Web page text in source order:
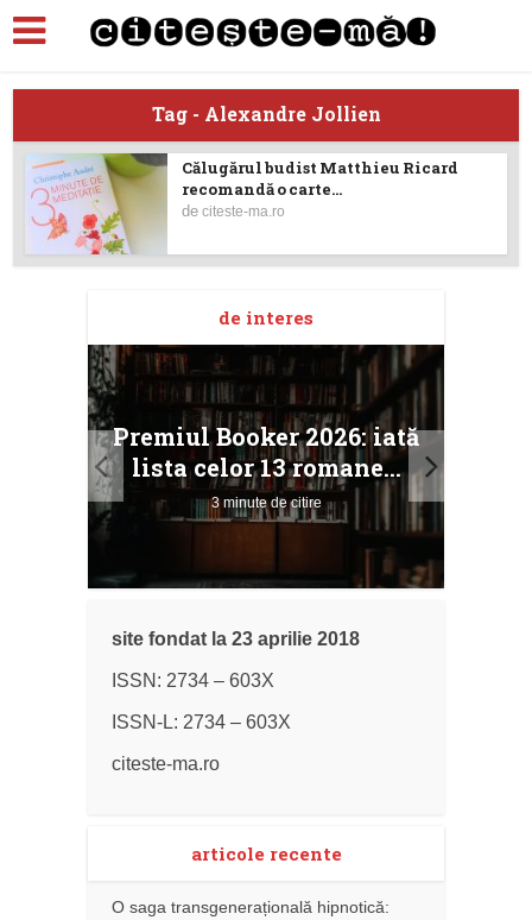
Tag - Alexandre Jollien
Călugărul budist Matthieu Ricard
recomandă o carte...
deciteste-ma.ro
de interes
Premiul Booker 2026: iată
lista celor 13 romane...
3 minute de citire
site fondat la 23 aprilie 2018
ISSN: 2734 – 603X
ISSN-L: 2734 – 603X
citeste-ma.ro
articole recente
O saga transgenerațională hipnotică: